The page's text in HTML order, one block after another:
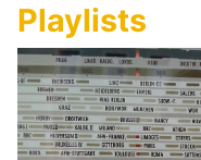
Playlists